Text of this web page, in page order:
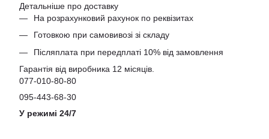
Детальніше про доставку
На розрахунковий рахунок по реквізитах
Готовкою при самовивозі зі складу
Післяплата при передплаті 10% від замовлення
Гарантія від виробника 12 місяців.
077-010-80-80
095-443-68-30
У режимі 24/7